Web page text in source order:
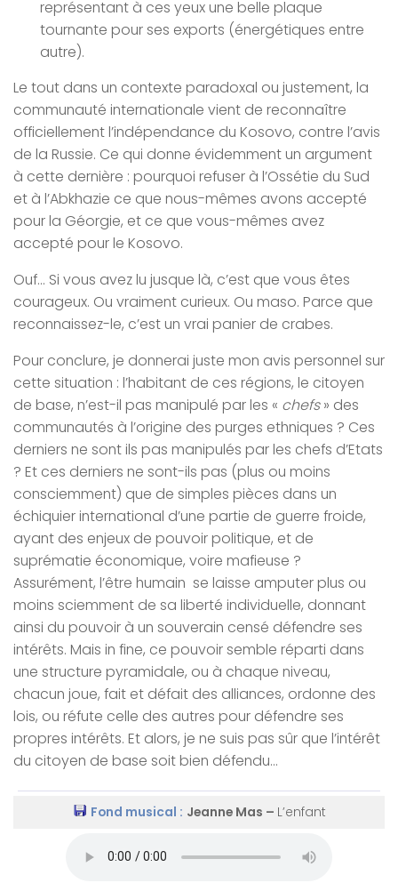
représentant à ces yeux une belle plaque
tournante pour ses exports (énergétiques entre
autre).
Le tout dans un contexte paradoxal ou justement, la
communauté internationale vient de reconnaître
officiellement l’indépendance du Kosovo, contre l’avis
de la Russie. Ce qui donne évidemment un argument
à cette dernière : pourquoi refuser à l’Ossétie du Sud
et à l’Abkhazie ce que nous-mêmes avons accepté
pour la Géorgie, et ce que vous-mêmes avez
accepté pour le Kosovo.
Ouf… Si vous avez lu jusque là, c’est que vous êtes
courageux. Ou vraiment curieux. Ou maso. Parce que
reconnaissez-le, c’est un vrai panier de crabes.
Pour conclure, je donnerai juste mon avis personnel sur
cette situation : l’habitant de ces régions, le citoyen
de base, n’est-il pas manipulé par les « chefs» des
communautés à l’origine des purges ethniques ? Ces
derniers ne sont ils pas manipulés par les chefs d’Etats
? Et ces derniers ne sont-ils pas (plus ou moins
consciemment) que de simples pièces dans un
échiquier international d’une partie de guerre froide,
ayant des enjeux de pouvoir politique, et de
suprématie économique, voire mafieuse ?
Assurément, l’être humain se laisse amputer plus ou
moins sciemment de sa liberté individuelle, donnant
ainsi du pouvoir à un souverain censé défendre ses
intérêts. Mais in fine, ce pouvoir semble réparti dans
une structure pyramidale, ou à chaque niveau,
chacun joue, fait et défait des alliances, ordonne des
lois, ou réfute celle des autres pour défendre ses
propres intérêts. Et alors, je ne suis pas sûr que l’intérêt
du citoyen de base soit bien défendu…
Fond musical : Jeanne Mas – L’enfant